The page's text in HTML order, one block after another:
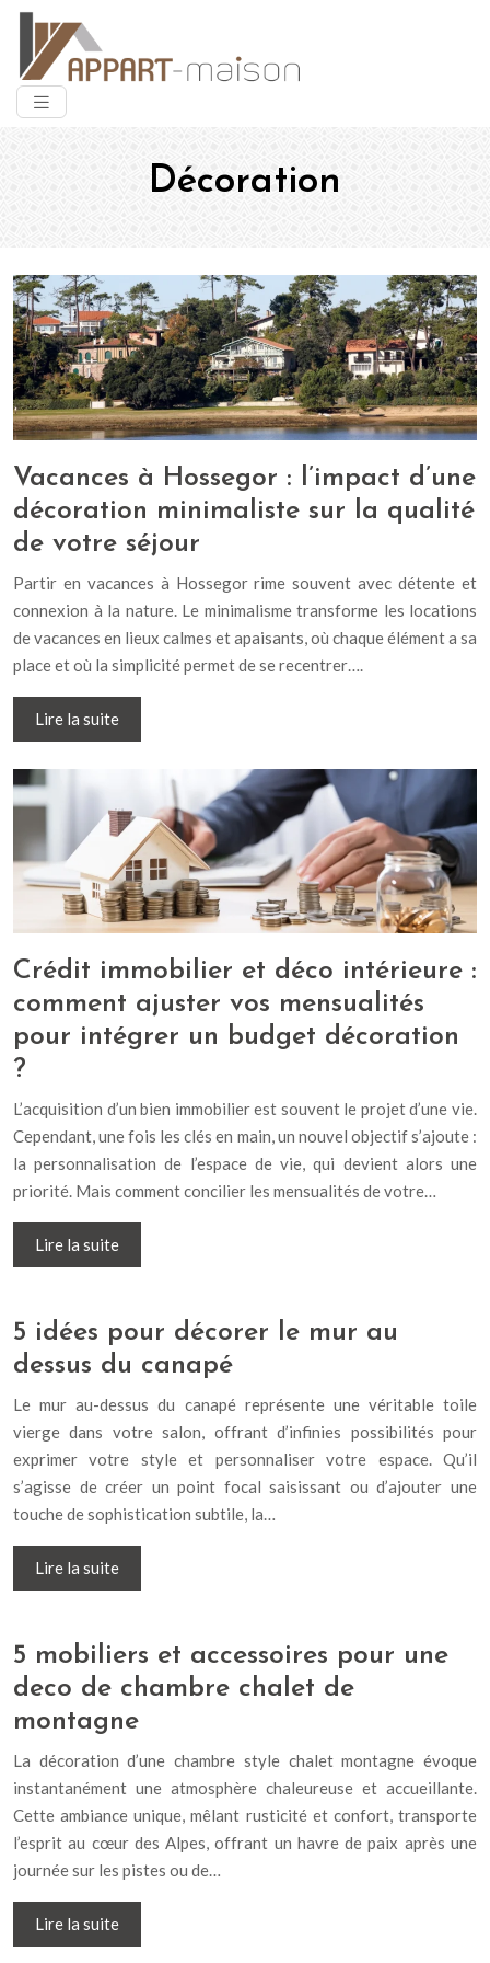
Décoration
Vacances à Hossegor : l’impact d’une
décoration minimaliste sur la qualité
de votre séjour
Partir en vacances à Hossegor rime souvent avec détente et
connexion à la nature. Le minimalisme transforme les locations
de vacances en lieux calmes et apaisants, où chaque élément a sa
place et où la simplicité permet de se recentrer….
Lire la suite
Crédit immobilier et déco intérieure :
comment ajuster vos mensualités
pour intégrer un budget décoration
?
L’acquisition d’un bien immobilier est souvent le projet d’une vie.
Cependant, une fois les clés en main, un nouvel objectif s’ajoute :
la personnalisation de l’espace de vie, qui devient alors une
priorité. Mais comment concilier les mensualités de votre…
Lire la suite
5 idées pour décorer le mur au
dessus du canapé
Le mur au-dessus du canapé représente une véritable toile
vierge dans votre salon, offrant d’infinies possibilités pour
exprimer votre style et personnaliser votre espace. Qu’il
s’agisse de créer un point focal saisissant ou d’ajouter une
touche de sophistication subtile, la…
Lire la suite
5 mobiliers et accessoires pour une
deco de chambre chalet de
montagne
La décoration d’une chambre style chalet montagne évoque
instantanément une atmosphère chaleureuse et accueillante.
Cette ambiance unique, mêlant rusticité et confort, transporte
l’esprit au cœur des Alpes, offrant un havre de paix après une
journée sur les pistes ou de…
Lire la suite